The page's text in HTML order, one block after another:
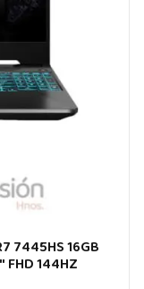
7445HS 16GB
FHD 144HZ